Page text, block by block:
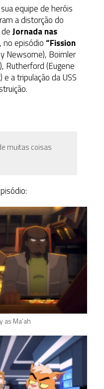
equipe de heróis
a distorção do
Jornada nas
no episódio“Fission
Newsome), Boimler
Rutherford (Eugene
e a tripulação da USS
muitas coisas
as Ma’ah